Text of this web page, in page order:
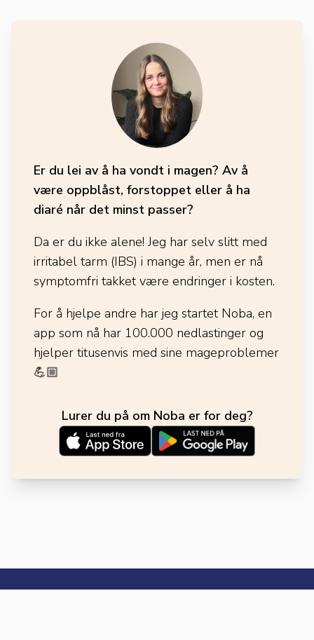
Er du lei av å ha vondt i magen? Av å
være oppblåst, forstoppet eller å ha
diaré når det minst passer?
Da er du ikke alene! Jeg har selv slitt med
irritabel tarm (IBS) i mange år, men er nå
symptomfri takket være endringer i kosten.
For å hjelpe andre har jeg startet Noba, en
app som nå har 100.000 nedlastinger og
hjelper titusenvis med sine mageproblemer
💪🏼
Lurer du på om Noba er for deg?